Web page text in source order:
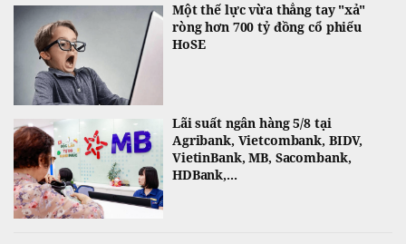
Một thế lực vừa thẳng tay "xả"
ròng hơn 700 tỷ đồng cổ phiếu
HoSE
Lãi suất ngân hàng 5/8 tại
Agribank, Vietcombank, BIDV,
VietinBank, MB, Sacombank,
HDBank,...